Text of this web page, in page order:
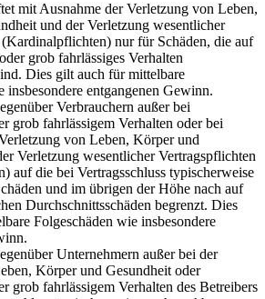
mit Ausnahme der Verletzung von Leben,
und der Verletzung wesentlicher
nur für Schäden, die auf
grob fahrlässiges Verhalten
Dies gilt auch für mittelbare
insbesondere entgangenen Gewinn.
Verbrauchern außer bei
grob fahrlässigem Verhalten oder bei
von Leben, Körper und
Verletzung wesentlicher Vertragspflichten
auf die bei Vertragsschluss typischerweise
und im übrigen der Höhe nach auf
Durchschnittsschäden begrenzt. Dies
Folgeschäden wie insbesondere
Unternehmern außer bei der
Körper und Gesundheit oder
grob fahrlässigem Verhalten des Betreibers